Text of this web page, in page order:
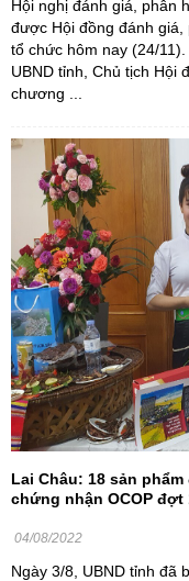
Hội nghị đánh giá, phân
được Hội đồng đánh
tổ chức hôm nay (24/
UBND tỉnh, Chủ tịch Hội
chương ...
Lai Châu: 18 sản
chứng nhận OCOP đợt
04/08/2022
Ngày 3/8, UBND tỉnh đã